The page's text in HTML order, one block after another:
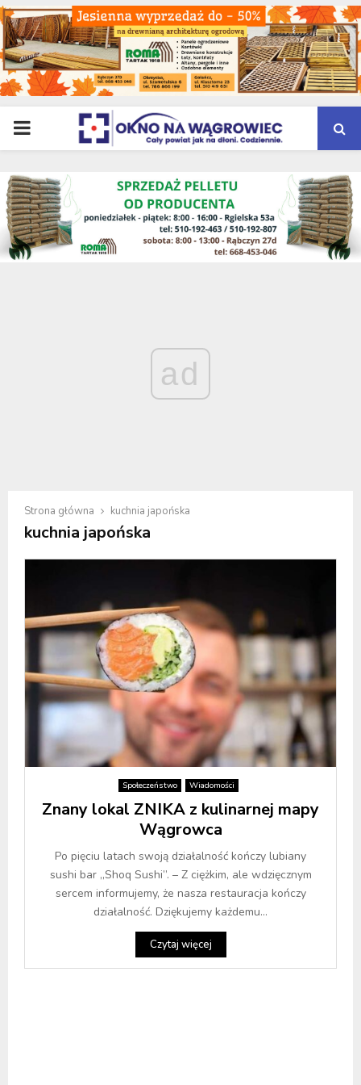
PRIMARY
MENU
ad
Strona główna kuchnia japońska
kuchnia japońska
Społeczeństwo Wiadomości
Znany lokal ZNIKA z kulinarnej mapy
Wągrowca
Po pięciu latach swoją działalność kończy lubiany
sushi bar „Shoq Sushi”. – Z ciężkim, ale wdzięcznym
sercem informujemy, że nasza restauracja kończy
działalność. Dziękujemy każdemu...
Czytaj więcej